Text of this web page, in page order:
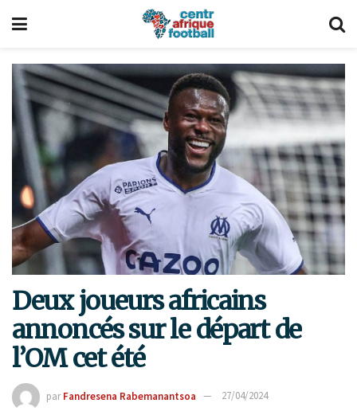
Deux joueurs africains
annoncés sur le départ de
l’OM cet été
par Fandresena Rabemanantsoa 27/04/2024